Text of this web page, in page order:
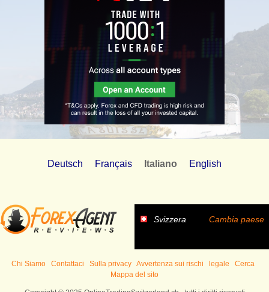
Deutsch Français Italiano English
Svizzera Cambia paese
Chi Siamo Contattaci Sulla privacy Avvertenza sui rischi legale
Cerca
Mappa del sito